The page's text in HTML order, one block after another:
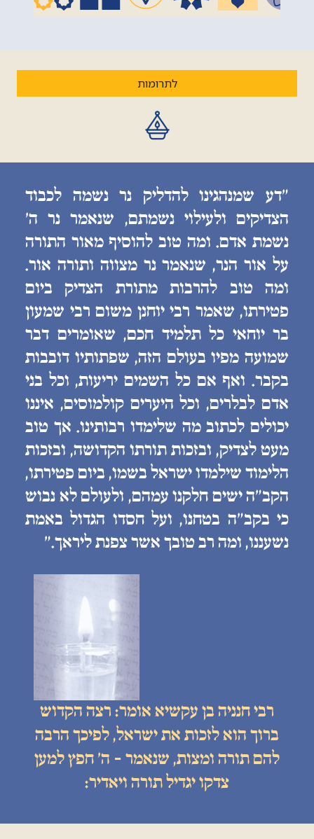
לתרומות
״דע שמנהגינו להדליק נר נשמה לכבוד
הצדיקים ולעילוי נשמתם, שנאמר נר ה׳
נשמת אדם. ומה טוב להוסיף מאור התורה
על אור הנר, שנאמר נר מצווה ותורה אור.
ומה טוב להרבות מתורת הצדיק ביום
פטירתו, שאמר רבי יוחנן משום רבי שמעון
בר יוחאי כל תלמיד חכם, שאומרים דבר
שמועה מפיו בעולם הזה, שפתותיו דובבות
בקבר. ואף אם כל השמים יריעות, וכל בני
אדם לבלרים, וכל היערים קולמוסים, איננו
יכולים לכתוב מה שלימדו רבותינו. אך טוב
מעט לצדיק, ובזכות תורתו הקדושה, ובזכות
הלימוד שילמדו ישראל בשמו, ביום פטירתו,
הקב״ה ישים חלקנו עמהם, ולעולם לא נבוש
כי בקב״ה בטחנו, ועל חסדו הגדול באמת
נשעננו, ומה רב טובך אשר צפנת ליראך.״
רבי חנניה בן עקשיא אומר: רצה הקדוש
ברוך הוא לזכות את ישראל, לפיכך הרבה
להם תורה ומצות, שנאמר - ה׳ חפץ למען
צדקו יגדיל תורה ויאדיר: